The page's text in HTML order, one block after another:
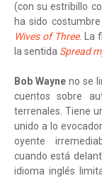
(con su estribillo
ha sido
Wives of Three. La
la sentida Spread
Bob Wayneno se
cuentos sobre
terrenales. Tiene
unido a lo
oyente
cuando está
idioma inglés